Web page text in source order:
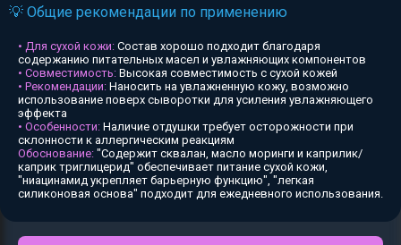
💡 Общие рекомендации по применению
• Для сухой кожи: Состав хорошо подходит благодаря
содержанию питательных масел и увлажняющих компонентов
• Совместимость: Высокая совместимость с сухой кожей
• Рекомендации: Наносить на увлажненную кожу, возможно
использование поверх сыворотки для усиления увлажняющего
эффекта
• Особенности: Наличие отдушки требует осторожности при
склонности к аллергическим реакциям
Обоснование: "Содержит сквалан, масло моринги и каприлик/
каприк триглицерид" обеспечивает питание сухой кожи,
"ниацинамид укрепляет барьерную функцию", "легкая
силиконовая основа" подходит для ежедневного использования.